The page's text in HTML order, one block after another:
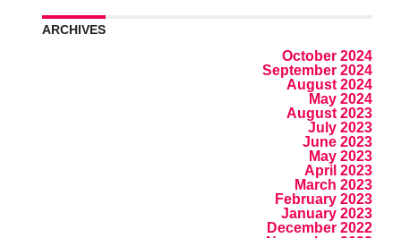
ARCHIVES
October 2024
September 2024
August 2024
May 2024
August 2023
July 2023
June 2023
May 2023
April 2023
March 2023
February 2023
January 2023
December 2022